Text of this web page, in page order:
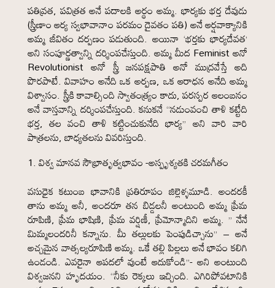
పతివ్రత, పవిత్రత అనే పదాలకి అర్థం అమ్మ. భార్యకు భర్త దేవుడు
(స్త్రీణాం ఆర్య స్వభావానాం పరమం దైవతం పతి) అనే ఆర్షవాక్యానికి
అమ్మ జీవితం దర్పణం పడుతుంది. అయినా ‘భర్తకు భార్యదేవత’
అని సంపూర్ణత్వాన్ని దర్శింపచేస్తుంది. అమ్మ మీద Feminist అనో
Revolutionist అనో స్త్రీ జనపక్షపాతి అనో ముద్రవేస్తే అది
పొరపాటే. వివాహం అనేది ఒక అర్పణ, ఒక ఆరాధన అనేది అమ్మ
విశ్వాసం. స్త్రీకి కావాల్సింది స్వాతంత్ర్యం కాదు, పరస్పర ఆలంబనం
అనే వాస్తవాన్ని దర్శింపచేస్తుంది. కనుకనే “నడుంవంచి తాళి కట్టేది
భర్త, తల వంచి తాళి కట్టించుకునేది భార్య” అని వారి వారి
పాత్రలను, బాధ్యతలను వివరిస్తుంది.
విశ్వ మానవ సౌభ్రాతృత్వభావం -అస్పృశ్యతకి చరమగీతం
వసుధైక కటుంబ భావానికి ప్రతిరూపం జిల్లెళ్ళమూడి. అందరకీ
తాను అమ్మ అనీ, అందరూ తన బిడ్డలనీ అంటుంది అమ్మ ప్రేమ
రూపిణి, ప్రేమ భాషిణి, ప్రేమ వర్షిణీ, ప్రేమోన్మాదిని అమ్మ. ” నేనే
మిమ్మలందరినీ కన్నాను. మీ తల్లులకు పెంపుడిచ్చాను” – అనే
అచ్చమైన వాత్సల్యరూపిణి అమ్మ. ఒకే తల్లి పిల్లలు అనే భావం కలిగి
ఉండండి. ఎవరైనా ఆపదలో వుంటే ఆదుకోండి”- అని అంటుంది
విశ్వజనని హృదయం. “నీకు రెక్కలు ఇచ్చింది. ఎగిరిపోవటానికి